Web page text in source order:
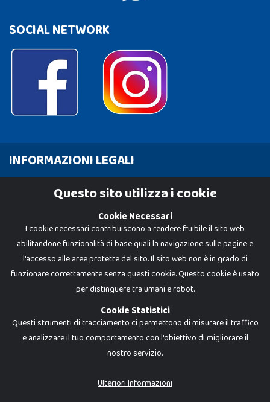
SOCIAL NETWORK
INFORMAZIONI LEGALI
Cookie Policy
Dadi e Mattoncini è un brand di Giocabene Srl. Ogni riproduzione o utilizzo non
I prezzi e le promozioni pubblicate potrebbero differire da quanto esposto in
Questo sito utilizza i cookie
Cookie Necessari
I cookie necessari contribuiscono a rendere fruibile il sito web
abilitandone funzionalità di base quali la navigazione sulle pagine e
l'accesso alle aree protette del sito. Il sito web non è in grado di
funzionare correttamente senza questi cookie. Questo cookie è usato
per distinguere tra umani e robot.
Cookie Statistici
Questi strumenti di tracciamento ci permettono di misurare il traffico
e analizzare il tuo comportamento con l'obiettivo di migliorare il
nostro servizio.
Ulteriori Informazioni